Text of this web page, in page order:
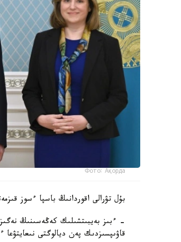
Фото: Ақорда
بۇل تۋرالى اقوردانىڭ باسپا ءسوز
- ءبىز بەيبىتشىلىك كەڭەسىنىڭ
قاۋىپسىزدىك پەن ديالوگتى